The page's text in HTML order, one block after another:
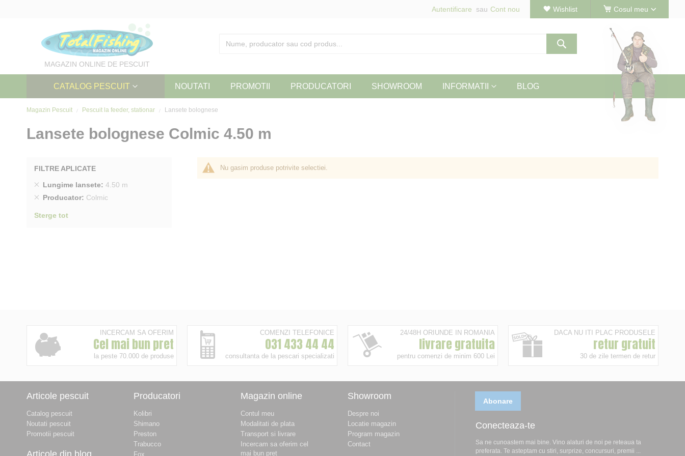
Cosul meu
Wishlist
Autentificare Cont nou
MAGAZIN ONLINE DE PESCUIT
CATALOG PESCUIT NOUTATI PROMOTII PRODUCATORI SHOWROOM INFORMATII BLOG
Magazin Pescuit Pescuit la feeder, stationar Lansete bolognese
Lansete bolognese Colmic 4.50 m
Nu gasim produse potrivite selectiei.
FILTRE APLICATE
Lungime lansete 4.50 m
Sterge
produs
Producator Colmic
Sterge
Sterge tot
INCERCAM SA OFERIM
Cel mai bun pret
la peste 70.000 de produse
COMENZI TELEFONICE
031 433 44 44
consultanta de la pescari specializati
24/48H ORIUNDE IN ROMANIA
livrare gratuita
pentru comenzi de minim 600 Lei
DACA NU ITI PLAC PRODUSELE
retur gratuit
30 de zile termen de retur
Articole pescuit
Catalog pescuit
Noutati pescuit
Promotii pescuit
Articole din blog
Producatori
Kolibri
Shimano
Preston
Trabucco
Fox
Magazin online
Contul meu
Modalitati de plata
Transport si livrare
Incercam sa oferim cel
mai bun pret
Showroom
Despre noi
Locatie magazin
Program magazin
Contact
Abonare
Conecteaza-te
Sa ne cunoastem mai bine. Vino alaturi de noi pe reteaua ta
preferata. Te asteptam cu stiri, surprize, concursuri, premii ...